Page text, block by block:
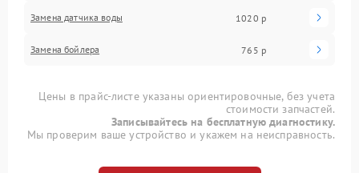
Замена датчика воды 1020 р
Замена бойлера 765 р
Цены в прайс-листе указаны ориентировочные, без учета
стоимости запчастей.
Записывайтесь на бесплатную диагностику.
Мы проверим ваше устройство и укажем на неисправность.